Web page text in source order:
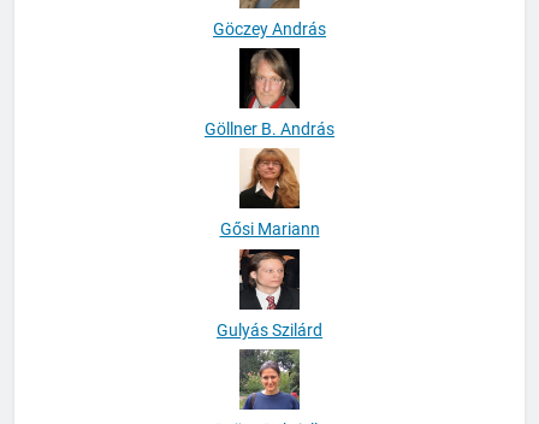
Göczey András
Göllner B. András
Gősi Mariann
Gulyás Szilárd